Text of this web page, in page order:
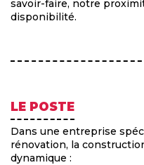
savoir-faire, notre
disponibilité.
LE POSTE
Dans une entreprise
rénovation, la
dynamique :